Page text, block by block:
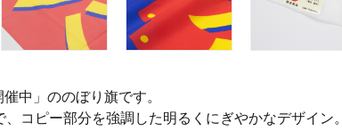
催中」ののぼり旗です。
コピー部分を強調した明るくにぎやかなデザイン。